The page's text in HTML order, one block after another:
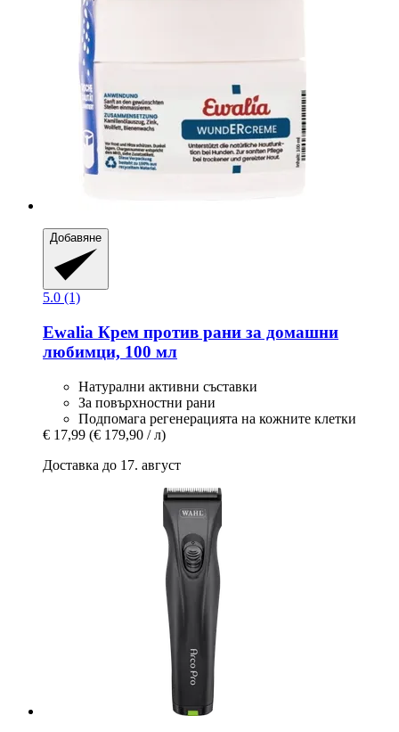
Добавяне
5.0 (1)
Ewalia Крем против рани за домашни
любимци, 100 мл
Натурални активни съставки
За повърхностни рани
Подпомага регенерацията на кожните клетки
€ 17,99 (€ 179,90 / л)
Доставка до 17. август